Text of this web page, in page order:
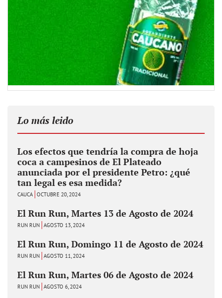
Lo más leido
Los efectos que tendría la compra de hoja
coca a campesinos de El Plateado
anunciada por el presidente Petro: ¿qué
tan legal es esa medida?
CAUCA OCTUBRE 20, 2024
El Run Run, Martes 13 de Agosto de 2024
RUN RUN AGOSTO 13, 2024
El Run Run, Domingo 11 de Agosto de 2024
RUN RUN AGOSTO 11, 2024
El Run Run, Martes 06 de Agosto de 2024
RUN RUN AGOSTO 6, 2024